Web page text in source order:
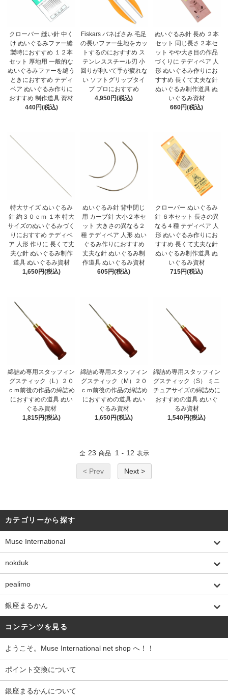
クローバー 縫い針 中く
け ぬいぐるみファー縫
製時におすすめ １２本
セット 厚地用 一般的な
ぬいぐるみファーを縫う
ときにおすすめ テディ
ベア ぬいぐるみ作りに
おすすめ 制作道具 資材
440円(税込)
Fiskars バネばさみ 毛足
の長いファー生地をカッ
トするのにおすすめ ス
テンレススチール刃 小
回りが利いて手が疲れな
い ソフトグリップタイ
プ プロにおすすめ
4,950円(税込)
ぬいぐるみ針 長め ２本
セット 同じ長さ２本セ
ット やや大き目の作品
づくりに テディベア 人
形 ぬいぐるみ作りにお
すすめ 長くて丈夫な針
ぬいぐるみ制作道具 ぬ
いぐるみ資材
660円(税込)
特大サイズ ぬいぐるみ
針 約３０ｃｍ １本 特大
サイズのぬいぐるみづく
りにおすすめ テディベ
ア 人形 作りに 長くて丈
夫な針 ぬいぐるみ制作
道具 ぬいぐるみ資材
1,650円(税込)
ぬいぐるみ針 背中閉じ
用 カーブ針 大小２本セ
ット 大きさの異なる２
種 テディベア 人形 ぬい
ぐるみ作りにおすすめ
丈夫な針 ぬいぐるみ制
作道具 ぬいぐるみ資材
605円(税込)
クローバー ぬいぐるみ
針 ６本セット 長さの異
なる４種 テディベア 人
形 ぬいぐるみ作りにお
すすめ 長くて丈夫な針
ぬいぐるみ制作道具 ぬ
いぐるみ資材
715円(税込)
綿詰め専用スタッフィン
グスティック（L）２０
ｃｍ前後の作品の綿詰め
におすすめの道具 ぬい
ぐるみ資材
1,815円(税込)
綿詰め専用スタッフィン
グスティック（M）２０
ｃｍ前後の作品の綿詰め
におすすめの道具 ぬい
ぐるみ資材
1,650円(税込)
綿詰め専用スタッフィン
グスティック（S） ミニ
チュアサイズの綿詰めに
おすすめの道具 ぬいぐ
るみ資材
1,540円(税込)
全 23 商品 1 - 12 表示
< Prev Next >
カテゴリーから探す
Muse International
nokduk
pealimo
銀座まるかん
コンテンツを見る
ようこそ。Muse International net shop へ！！
ポイント交換について
銀座まるかんについて